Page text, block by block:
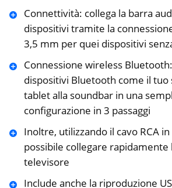
Connettività: collega la barra
dispositivi tramite la
3,5 mm per quei dispositivi
Connessione wireless
dispositivi Bluetooth come il
tablet alla soundbar in una
configurazione in 3 passaggi
Inoltre, utilizzando il cavo RCA
possibile collegare rapidamente
televisore
Include anche la riproduzione